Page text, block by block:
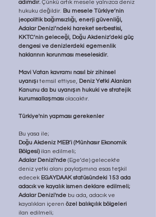
adımdır. Çünkü artık mesele yalnızca deniz
hukuku değildir. Bu mesele Türkiye’nin
jeopolitik bağımsızlığı, enerji güvenliği,
Adalar Denizi’ndeki hareket serbestisi,
KKTC’nin geleceği, Doğu Akdeniz’deki güç
dengesi ve denizlerdeki egemenlik
haklarının korunması meselesidir.
Mavi Vatan kavramı nasıl bir zihinsel
uyanışı temsil ettiyse, Deniz Yetki Alanları
Kanunu da bu uyanışın hukuki ve stratejik
kurumsallaşması olacaktır.
Türkiye'nin yapması gerekenler
Bu yasa ile;
Doğu Akdeniz MEB’i (Münhasır Ekonomik
Bölgesi) ilan edilmeli;
Adalar Denizi'nde (Ege’de) gelecekte
deniz yetki alanı paylaşımına esas teşkil
edecek EGAYDAAK statüsündeki 153 ada
adacık ve kayalık ismen deklare edilmeli;
Adalar Denizi'nde bu ada, adacık ve
kayalıkları içeren özel balıkçılık bölgeleri
ilan edilmeli;